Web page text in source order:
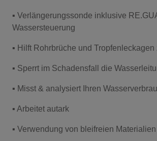
▪ Verlängerungssonde inklusive
Wassersteuerung
▪ Hilft Rohrbrüche und Tropfenleckagen
▪ Sperrt im Schadensfall die
▪ Misst & analysiert Ihren
▪ Arbeitet autark
▪ Verwendung von bleifreien Materialien